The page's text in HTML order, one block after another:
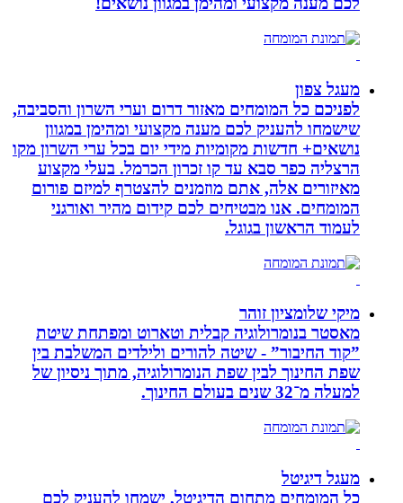
מעגל צפון
לפניכם כל המומחים מאזור דרום וערי השרון והסביבה,
שישמחו להעניק לכם מענה מקצועי ומהימן במגוון
נושאים+ חדשות מקומיות מידי יום בכל ערי השרון מקו
הרצליה כפר סבא עד קו זכרון הכרמל. בעלי מקצוע
מאיזורים אלה, אתם מוזמנים להצטרף למיזם פורום
המומחים. אנו מבטיחים לכם קידום מהיר ואורגני
לעמוד הראשון בגוגל.
מיקי שלומציון זוהר
מאסטר בנומרולוגיה קבלית וטארוט ומפתחת שיטת
”קוד החיבור” - שיטה להורים ולילדים המשלבת בין
שפת החינוך לבין שפת הנומרולוגיה, מתוך ניסיון של
למעלה מ־32 שנים בעולם החינוך.
מעגל דיגיטל
כל המומחים מתחום הדיגיטל, ישמחו להעניק לכם